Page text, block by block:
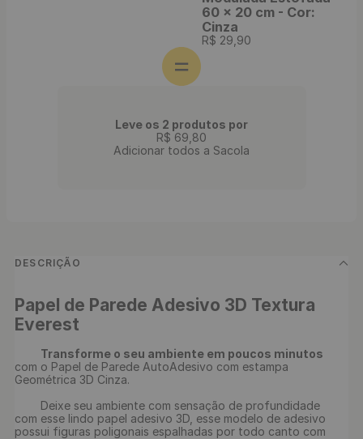
60 x 20 cm - Cor:
Cinza
R$ 29 90
Leve os 2 produtos por
R$ 69 80
Adicionar todos a Sacola
DESCRIÇÃO
Papel de Parede Adesivo 3D Textura
Everest
Transforme o seu ambiente em poucos minutos
com o Papel de Parede AutoAdesivo com estampa
Geométrica 3D Cinza.
com esse lindo papel adesivo 3D, esse modelo de adesivo
possui figuras poligonais espalhadas por todo canto com